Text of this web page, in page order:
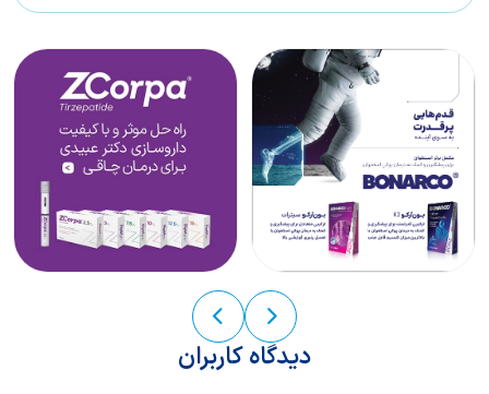
ایرانی به درمان‌های نوین چاقی است
دیدگاه کاربران